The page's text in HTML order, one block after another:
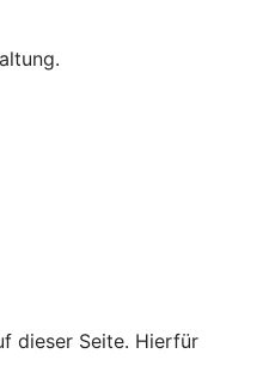
dieser Seite. Hierfür